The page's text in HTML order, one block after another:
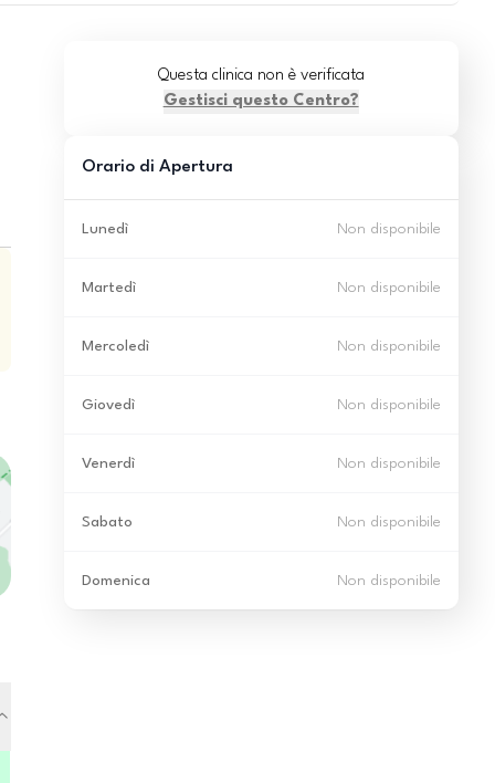
Questa clinica non è verificata
Gestisci questo Centro?
Orario di Apertura
Lunedì Non disponibile
Martedì Non disponibile
Mercoledì Non disponibile
Giovedì Non disponibile
Venerdì Non disponibile
Sabato Non disponibile
Domenica Non disponibile